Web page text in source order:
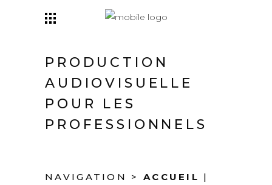
PRODUCTION
AUDIOVISUELLE
POUR LES
PROFESSIONNELS
NAVIGATION > ACCUEIL |